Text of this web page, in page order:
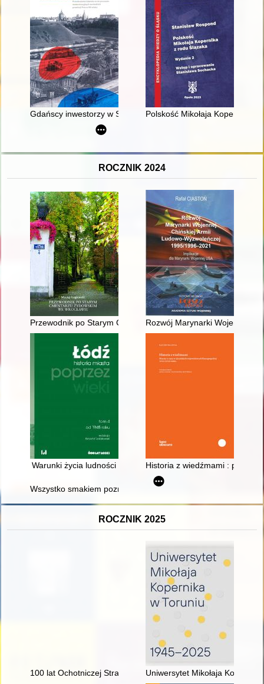
Gdańscy inwestorzy w Sopocie : prestiż finansowy i
Polskość Mikołaja Kopernika z
ROCZNIK 2024
Przewodnik po Starym Cmentarzu Żydowskim we Wrocławiu
Rozwój Marynarki Wojennej
Warunki życia ludności Historia z wiedźmami :
Wszystko smakiem poznasz" : kuchnia polska w czasach
ROCZNIK 2025
100 lat Ochotniczej Straży Pożarnej w Kożuchowie (1925-
Uniwersytet Mikołaja